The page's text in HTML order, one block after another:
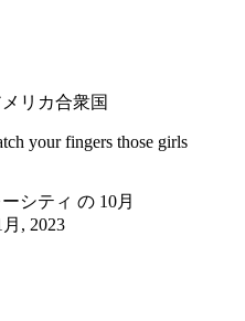
リカ合衆国
your fingers those girls
シティ の 10月
月, 2023